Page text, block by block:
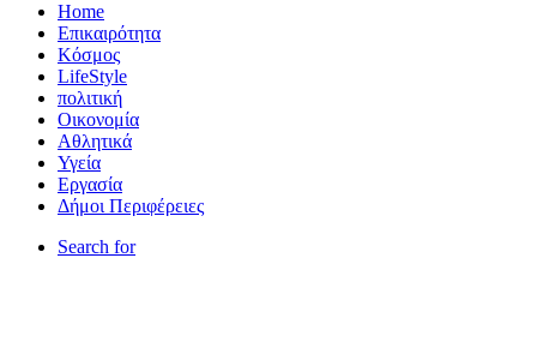
Home
Επικαιρότητα
Κόσμος
LifeStyle
πολιτική
Οικονομία
Αθλητικά
Υγεία
Εργασία
Δήμοι Περιφέρειες
Search for